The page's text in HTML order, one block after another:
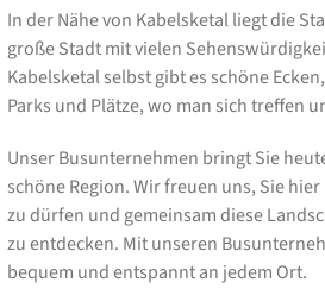
In der Nähe von Kabelsketal liegt die
große Stadt mit vielen
Kabelsketal selbst gibt es schöne
Parks und Plätze, wo man sich treffen
Unser Busunternehmen bringt Sie
schöne Region. Wir freuen uns, Sie
zu dürfen und gemeinsam diese
zu entdecken. Mit unseren
bequem und entspannt an jedem Ort.